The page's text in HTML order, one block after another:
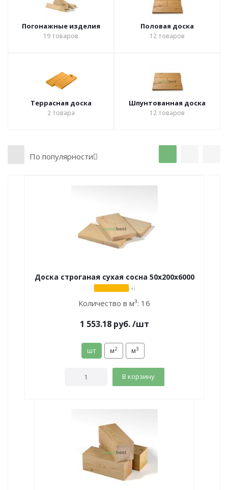
Погонажные изделия
19 товаров
Половая доска
12 товаров
Террасная доска
2товара
Шпунтованная доска
12 товаров
По популярности
Доска строганая сухая сосна 50х200х6000
( 4 )
Количество в м³: 16
1 553.18руб. /шт
шт м2 м3
В корзину